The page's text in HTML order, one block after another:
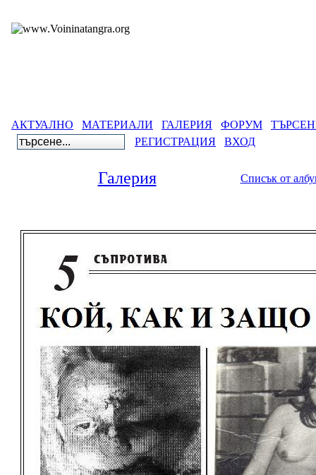
АКТУАЛНО МАТЕРИАЛИ ГАЛЕРИЯ ФОРУМ
РЕГИСТРАЦИЯ
ВХОД
Галерия Списък от